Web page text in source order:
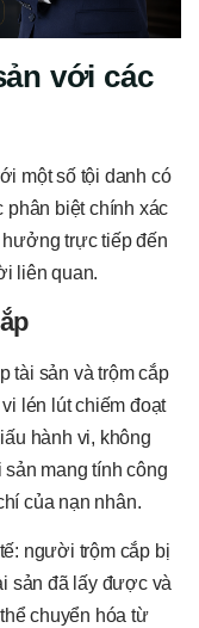
với các
một số tội danh có
phân biệt chính xác
hưởng trực tiếp đến
liên quan.
tài sản và trộm cắp
lén lút chiếm đoạt
hành vi, không
mang tính công
của nạn nhân.
người trộm cắp bị
sản đã lấy được và
chuyển hóa từ